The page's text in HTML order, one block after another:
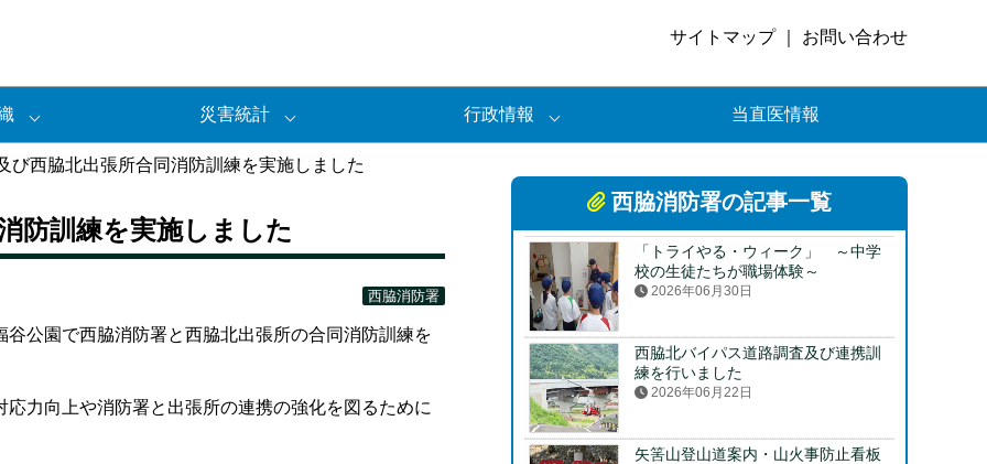
サイトマップ｜ お問い合わせ
災害統計 行政情報 当直医情報
び西脇北出張所合同消防訓練を実施しました
防訓練を実施しました
西脇消防署
公園で西脇消防署と西脇北出張所の合同消防訓練を
力向上や消防署と出張所の連携の強化を図るために
西脇消防署の記事一覧
「トライやる・ウィーク」 ～中学
校の生徒たちが職場体験～
2026年06月30日
西脇北バイパス道路調査及び連携訓
練を行いました
2026年06月22日
矢筈山登山道案内・山火事防止看板